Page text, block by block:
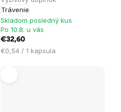
Trávenie
z
5
hviezdičiek.
Skladom posledný kus
Po 10.8. u vás
€32,60
Jednotková
€0,54 / 1 kapsula